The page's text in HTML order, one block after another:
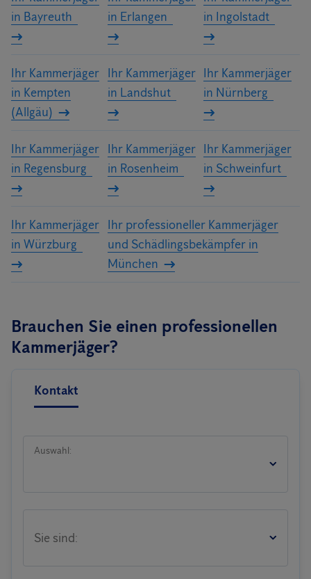
in Bayreuth
in Erlangen
in Ingolstadt
Ihr Kammerjäger
in Kempten
(Allgäu)
Ihr Kammerjäger
in Landshut
Ihr Kammerjäger
in Nürnberg
Ihr Kammerjäger
in Regensburg
Ihr Kammerjäger
in Rosenheim
Ihr Kammerjäger
in Schweinfurt
Ihr Kammerjäger
in Würzburg
Ihr professioneller Kammerjäger
und Schädlingsbekämpfer in
München
Brauchen Sie einen professionellen
Kammerjäger?
Kontakt
Auswahl:
Sie sind: